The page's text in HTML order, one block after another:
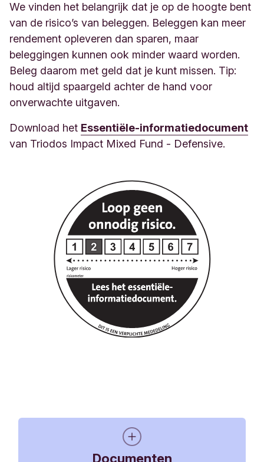
We vinden het belangrijk dat je op de hoogte bent
van de risico’s van beleggen. Beleggen kan meer
rendement opleveren dan sparen, maar
beleggingen kunnen ook minder waard worden.
Beleg daarom met geld dat je kunt missen. Tip:
houd altijd spaargeld achter de hand voor
onverwachte uitgaven.
Download het Essentiële-informatiedocument
van Triodos Impact Mixed Fund - Defensive.
Documenten